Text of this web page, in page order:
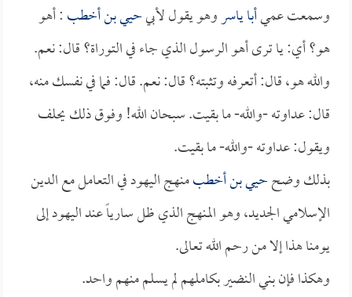
وسمعت عميأبا ياسروهو يقول لأبيحيي بن أخطب: أهو
هو؟ أي: يا ترى أهو الرسول الذي جاء في التوراة؟ قال: نعم.
والله هو، قال: أتعرفه وتثبته؟ قال: نعم. قال: فما في نفسك منه،
قال: عداوته -والله- ما بقيت. سبحان الله! وفوق ذلك يحلف
ويقول: عداوته -والله- ما بقيت.
بذلك وضححيي بن أخطبمنهج اليهود في التعامل مع الدين
الإسلامي الجديد، وهو المنهج الذي ظل سارياً عند اليهود إلى
يومنا هذا إلا من رحم الله تعالى.
وهكذا فإن بني النضير بكاملهم لم يسلم منهم واحد.